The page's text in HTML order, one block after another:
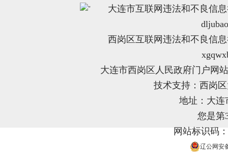
"
大连市互联网违法和不良信
西岗区互联网违法和不良信
大连市西岗区人民政府门户网
技术支持：西岗
地址：大连
您是第
网站标识码
辽公网安